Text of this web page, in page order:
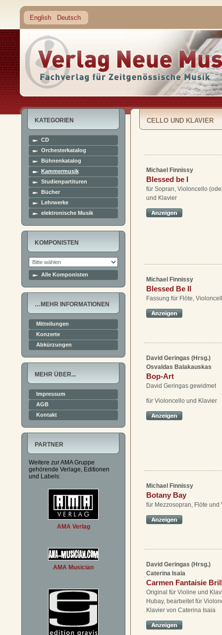
English Deutsch
KATEGORIEN
CD
Orchesterkatalog
Bühnenkatalog
Kammermusik
Studienpartituren
Bücher
Lehrwerke
elektronische Musik
KOMPONISTEN
Alle Komponisten
…MEHR INFORMATIONEN
Mitteilungen
Konzerte
Abkürzungen
MEHR ÜBER...
Impressum
AGB
Kontakt
PARTNER
Weitere zur AMA Gruppe
gehörende Verlage, Editionen
und Labels:
AMA Verlag
AMA Musician
CELLO UND KLAVIER
Michael Finnissy
Blessed be I
für Sopran, Violoncello
und Klavier
Michael Finnissy
Blessed Be II
Fassung für Flöte,
David Geringas (Hrsg.)
Osvaldas Balakauskas
Bop-Art
David Geringas gewidmet
für Violoncello und Klavier
Michael Finnissy
Botany Bay
für Mezzosopran, Flöte und
David Geringas (Hrsg.)
Caterina Isaia
Carmen Fantaisie
Original für Violine und
Hubay, bearbeitet für
Klavier von Caterina Isaia